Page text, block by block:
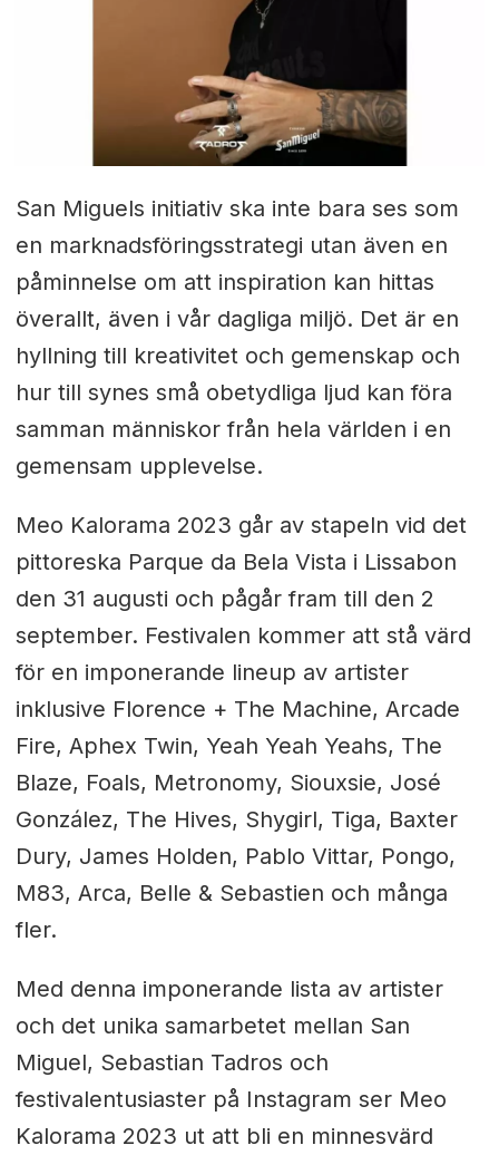
San Miguels initiativ ska inte bara ses som
en marknadsföringsstrategi utan även en
påminnelse om att inspiration kan hittas
överallt, även i vår dagliga miljö. Det är en
hyllning till kreativitet och gemenskap och
hur till synes små obetydliga ljud kan föra
samman människor från hela världen i en
gemensam upplevelse.
Meo Kalorama 2023 går av stapeln vid det
pittoreska Parque da Bela Vista i Lissabon
den 31 augusti och pågår fram till den 2
september. Festivalen kommer att stå värd
för en imponerande lineup av artister
inklusive Florence + The Machine, Arcade
Fire, Aphex Twin, Yeah Yeah Yeahs, The
Blaze, Foals, Metronomy, Siouxsie, José
González, The Hives, Shygirl, Tiga, Baxter
Dury, James Holden, Pablo Vittar, Pongo,
M83, Arca, Belle & Sebastien och många
fler.
Med denna imponerande lista av artister
och det unika samarbetet mellan San
Miguel, Sebastian Tadros och
festivalentusiaster på Instagram ser Meo
Kalorama 2023 ut att bli en minnesvärd